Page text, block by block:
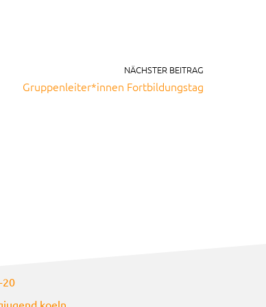
NÄCHSTER BEITRAG
Gruppenleiter*innen Fortbildungstag
20​